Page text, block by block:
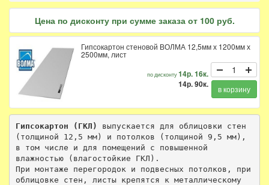
Цена по дисконту при сумме заказа от 100 руб.
Гипсокартон стеновой ВОЛМА 12,5мм х 1200мм х
2500мм, лист
по дисконту14р. 16к.
14р. 90к.
в корзину
Гипсокартон (ГКЛ) выпускается для облицовки стен
(толщиной 12,5 мм) и потолков (толщиной 9,5 мм),
в том числе и для помещений с повышенной
влажностью (влагостойкие ГКЛ).
При монтаже перегородок и подвесных потолков, при
облицовке стен, листы крепятся к металлическому